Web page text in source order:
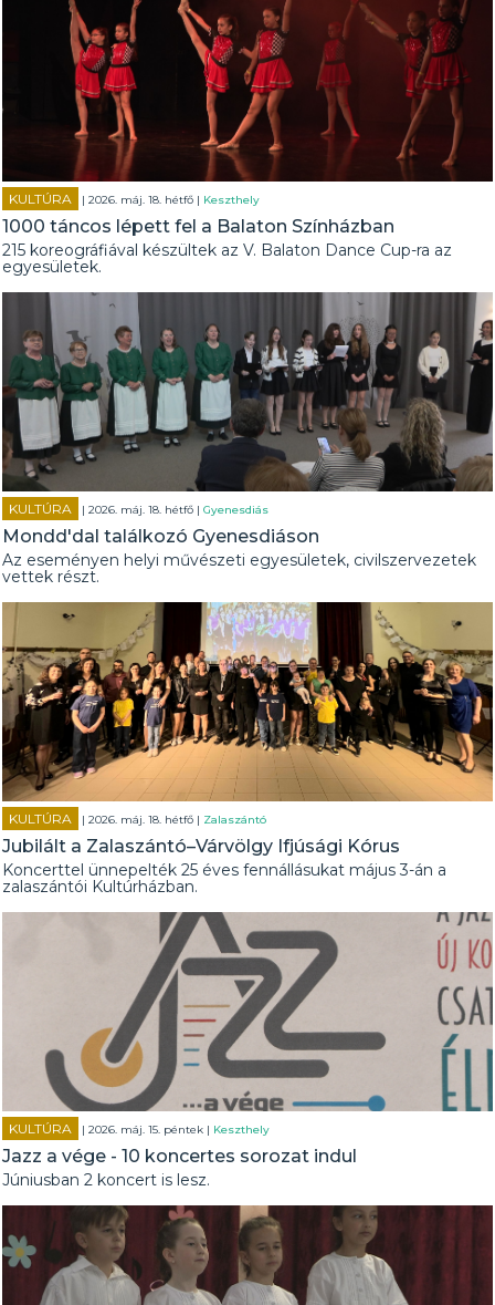
KULTÚRA | 2026. máj. 18. hétfő | Keszthely
1000 táncos lépett fel a Balaton Színházban
215 koreográfiával készültek az V. Balaton Dance Cup-ra az
egyesületek.
KULTÚRA | 2026. máj. 18. hétfő |Gyenesdiás
Mondd'dal találkozó Gyenesdiáson
Az eseményen helyi művészeti egyesületek, civilszervezetek
vettek részt.
KULTÚRA | 2026. máj. 18. hétfő | Zalaszántó
Jubilált a Zalaszántó–Várvölgy Ifjúsági Kórus
Koncerttel ünnepelték 25 éves fennállásukat május 3-án a
zalaszántói Kultúrházban.
KULTÚRA | 2026. máj. 15. péntek | Keszthely
Jazz a vége - 10 koncertes sorozat indul
Júniusban 2 koncert is lesz.